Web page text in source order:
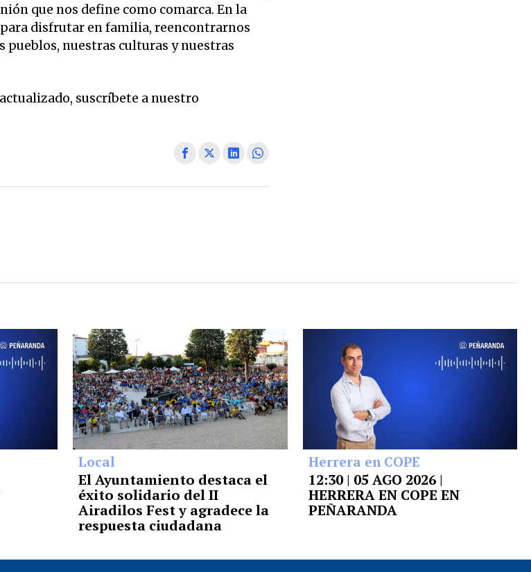
que nos define como comarca. En la
disfrutar en familia, reencontrarnos
nuestras culturas y nuestras
suscríbete a nuestro
Local
El Ayuntamiento destaca el
éxito solidario del II
Airadilos Fest y agradece la
respuesta ciudadana
Herrera en COPE
12:30 | 05 AGO 2026 |
HERRERA EN COPE EN
PEÑARANDA